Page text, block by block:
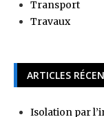
Transport
Travaux
ARTICLES
Isolation par